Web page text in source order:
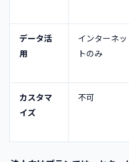
データ活
用
インターネッ
トのみ
カスタマ
イズ
不可